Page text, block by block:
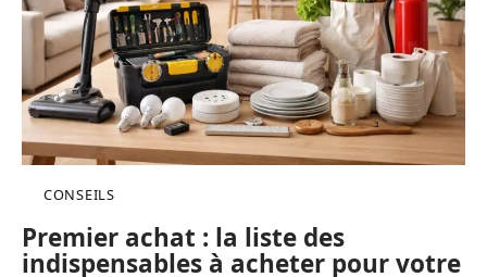
CONSEILS
Premier achat : la liste des
indispensables à acheter pour votre